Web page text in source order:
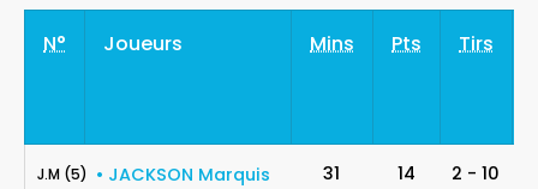
N° Joueurs Mins Pts Tirs
5 • JACKSON Marquis
J.M (5) 31 14 2 - 10